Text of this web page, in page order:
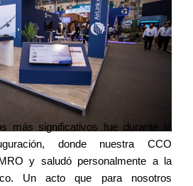
más significativos fue durante la
donde nuestra CCO
y saludó personalmente a la
Un acto que para nosotros